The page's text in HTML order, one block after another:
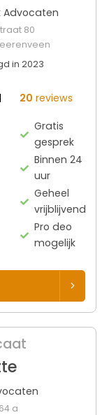
Advocaten
80
in 2023
20 reviews
Gratis
gesprek
Binnen 24
uur
Geheel
vrijblijvend
Pro deo
mogelijk
a